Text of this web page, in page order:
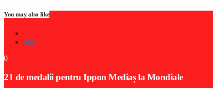
You may also like
Stiri
0
21 de medalii pentru Ippon Mediaș la Mondiale